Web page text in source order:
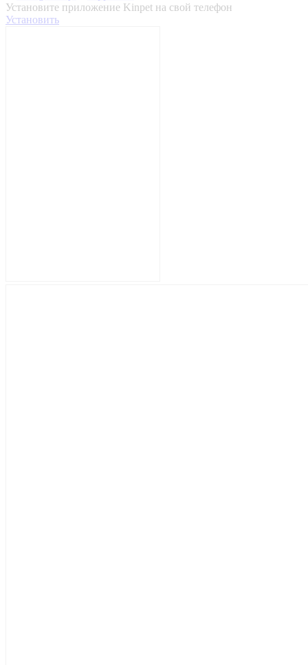
Установите приложение Kinpet на свой телефон
Установить